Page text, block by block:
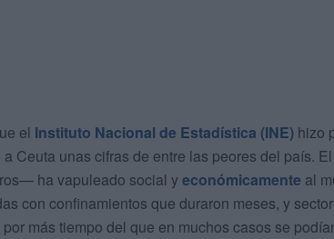
el Instituto Nacional de Estadística (INE) hizo
a Ceuta unas cifras de entre las peores del país.
ha vapuleado social yeconómicamente al
con confinamientos que duraron meses, y
más tiempo del que en muchos casos se